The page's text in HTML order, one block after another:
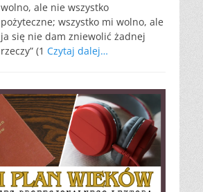
wolno, ale nie wszystko
pożyteczne; wszystko mi wolno, ale
ja się nie dam zniewolić żadnej
rzeczy” (1 Czytaj dalej…